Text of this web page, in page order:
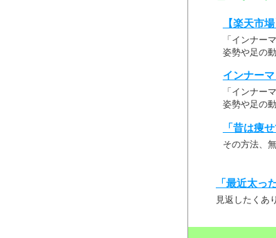
【楽天市
「インナー
姿勢や足の
インナー
「インナー
姿勢や足の
「昔は痩
その方法、
「最近太っ
見返したくあ